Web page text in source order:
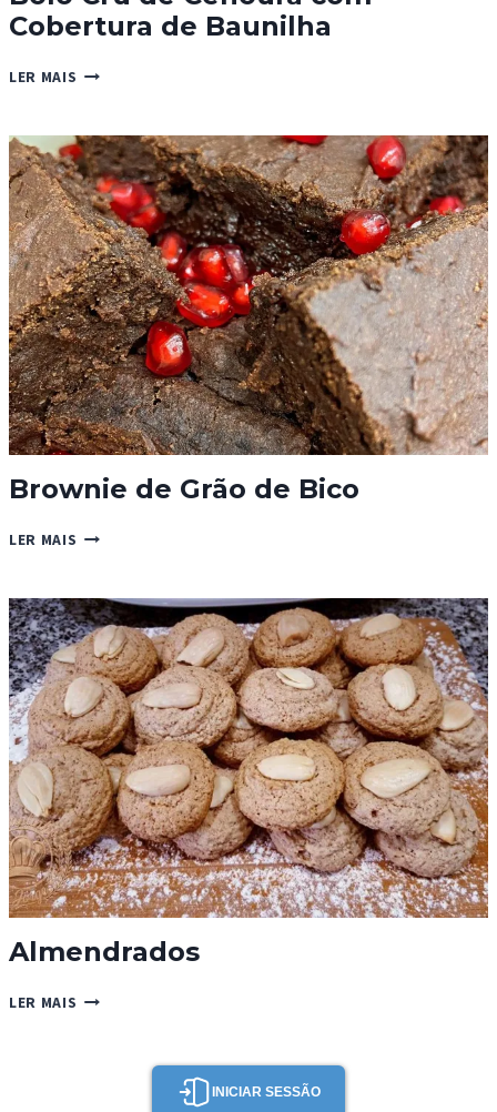
Cobertura de Baunilha
LER MAIS BOLO
CENOURA
COM
COBERTURA
DE
BAUNILHA
Brownie de Grão de Bico
LER MAIS BROWNIE
DE
BICO
Almendrados
LER MAIS ALMENDRADOS
INICIAR SESSÃO